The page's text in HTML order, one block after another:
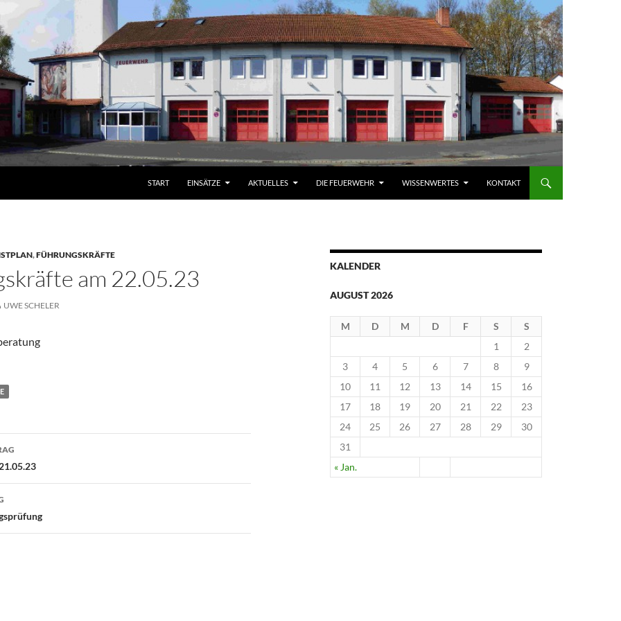
START EINSÄTZE AKTUELLES DIE FEUERWEHR WISSENWERTES KONTAKT
,FÜHRUNGSKRÄFTE
am 22.05.23
UWE SCHELER
KALENDER
AUGUST 2026
M D M D F S S
« Jan.
1
2
3
4 5 6 7 8
9
10
11 12 13 14 15
16
17
18 19 20 21 22
23
24
25 26 27 28 29
30
31